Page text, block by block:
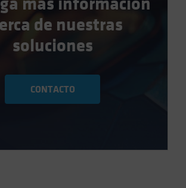
más información
de nuestras
soluciones
CONTACTO